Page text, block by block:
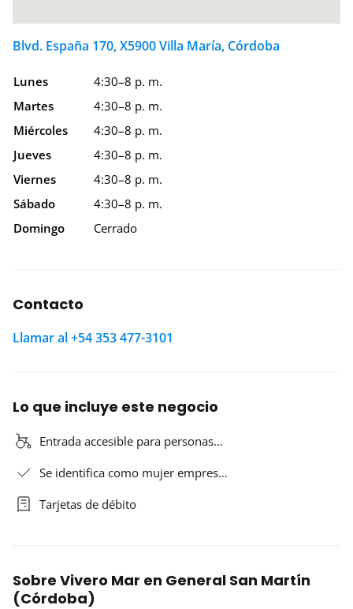
Blvd. España 170, X5900 Villa María, Córdoba
Lunes
4:30–8 p. m.
Martes
4:30–8 p. m.
Miércoles
4:30–8 p. m.
Jueves
4:30–8 p. m.
Viernes
4:30–8 p. m.
Sábado
4:30–8 p. m.
Domingo
Cerrado
Contacto
Llamar al +54 353 477-3101
Lo que incluye este negocio
Entrada accesible para personas…
Se identifica como mujer empres…
Tarjetas de débito
Sobre Vivero Mar en General San Martín
(Córdoba)